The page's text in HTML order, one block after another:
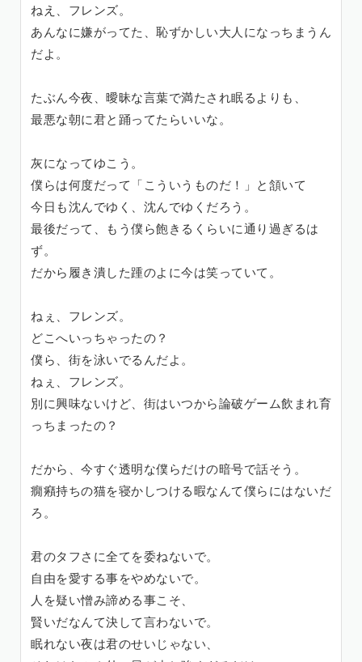
ねえ、フレンズ。
あんなに嫌がってた、恥ずかしい大人になっちまうん
だよ。
たぶん今夜、曖昧な言葉で満たされ眠るよりも、
最悪な朝に君と踊ってたらいいな。
灰になってゆこう。
僕らは何度だって「こういうものだ！」と頷いて
今日も沈んでゆく、沈んでゆくだろう。
最後だって、もう僕ら飽きるくらいに通り過ぎるは
ず。
だから履き潰した踵のよに今は笑っていて。
ねぇ、フレンズ。
どこへいっちゃったの？
僕ら、街を泳いでるんだよ。
ねぇ、フレンズ。
別に興味ないけど、街はいつから論破ゲーム飲まれ育
っちまったの？
だから、今すぐ透明な僕らだけの暗号で話そう。
癇癪持ちの猫を寝かしつける暇なんて僕らにはないだ
ろ。
君のタフさに全てを委ねないで。
自由を愛する事をやめないで。
人を疑い憎み諦める事こそ、
賢いだなんて決して言わないで。
眠れない夜は君のせいじゃない、